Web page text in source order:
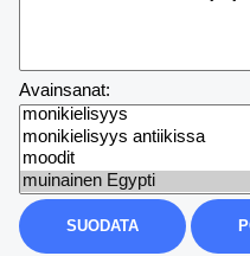
Avainsanat: